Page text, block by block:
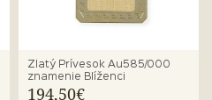
Zlatý Prívesok Au585/000
znamenie Blíženci
194,50€